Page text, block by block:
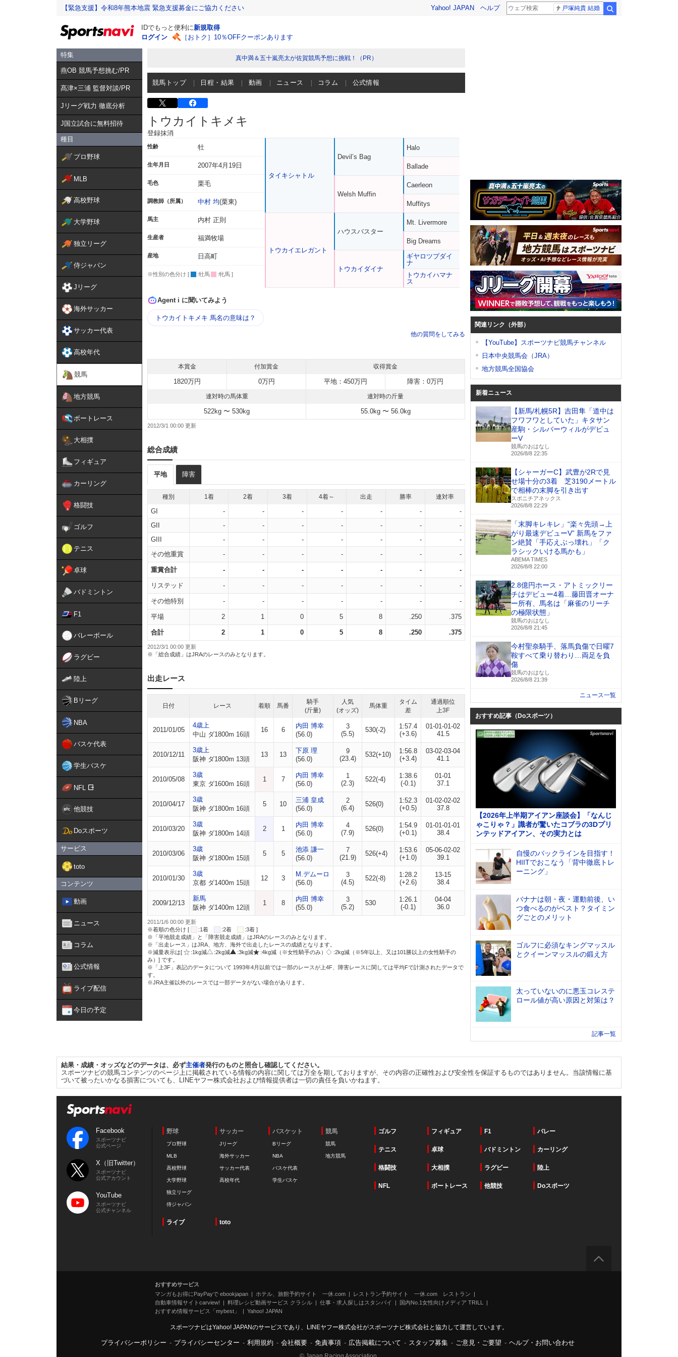
【緊急支援】令和8年熊本地震 緊急支援募金にご協力ください Yahoo! JAPAN ヘルプ 戸塚純貴 結婚
IDでもっと便利に新規取得
ログイン
［おトク］10％OFFクーポンあります
特集
燕OB 競馬予想挑む/PR
髙津×三浦 監督対談/PR
Jリーグ戦力 徹底分析
J国立試合に無料招待
種目
プロ野球
MLB
高校野球
大学野球
独立リーグ
侍ジャパン
Jリーグ
海外サッカー
サッカー代表
高校年代
競馬
地方競馬
ボートレース
大相撲
フィギュア
カーリング
格闘技
ゴルフ
テニス
卓球
バドミントン
F1
バレーボール
ラグビー
陸上
Bリーグ
NBA
バスケ代表
学生バスケ
NFL
他競技
Doスポーツ
サービス
toto
コンテンツ
動画
ニュース
コラム
公式情報
ライブ配信
今日の予定
真中満＆五十嵐亮太が佐賀競馬予想に挑戦！（PR）
競馬トップ 日程・結果 動画 ニュース コラム 公式情報
トウカイトキメキ
登録抹消
性齢 牡
生年月日 2007年4月19日
毛色 栗毛
調教師（所属） 中村 均(栗東)
馬主 内村 正則
生産者 福満牧場
産地 日高町
※性別の色分け [ :牡馬 :牝馬 ]
タイキシャトル
トウカイエレガント
Devil’s Bag
Welsh Muffin
ハウスバスター
トウカイダイナ
Halo
Ballade
Caerleon
Muffitys
Mt. Livermore
Big Dreams
ギヤロツプダイ
ナ
トウカイハマナ
ス
Agent i に聞いてみよう
トウカイトキメキ 馬名の意味は？
他の質問をしてみる
本賞金 付加賞金 収得賞金
1820万円 0万円 平地：450万円 障害：0万円
連対時の馬体重 連対時の斤量
522kg 〜 530kg 55.0kg 〜 56.0kg
2012/3/1 00:00
総合成績
平地 障害
種別 1着 2着 3着 4着～ 出走 勝率 連対率
GI - - - - - -
-
GII
- - - - - -
-
GIII
- - - - - -
-
その他重賞
- - - - - - -
重賞合計 - - - - - - -
リステッド - - - - - - -
その他特別 - - - - - - -
平場 2 1 0 5 8 .250 .375
合計 2 1 0 5 8 .250 .375
2012/3/1 00:00 更新
※「総合成績」はJRAのレースのみとなります。
出走レース
日付 レース 着順 馬番
騎手
(斤量)
人気
(オッズ)
馬体重
タイム
差
通過順位
上3F
2011/01/05
4歳上
中山 ダ1800m 16頭
16 6
内田 博幸
(56.0)
3
(5.5)
530(-2)
1:57.4
(+3.6)
01-01-01-02
41.5
2010/12/11
3歳上
阪神 ダ1800m 13頭
13 13
下原 理
(56.0)
9
(23.4)
532(+10)
1:56.8
(+3.4)
03-02-03-04
41.1
2010/05/08
3歳
東京 ダ1600m 16頭
1 7
内田 博幸
(56.0)
1
(2.3)
522(-4)
1:38.6
(-0.1)
01-01
37.1
2010/04/17
3歳
阪神 ダ1800m 16頭
5 10
三浦 皇成
(56.0)
2
(6.4)
526(0)
1:52.3
(+0.5)
01-02-02-02
37.8
2010/03/20
3歳
阪神 ダ1800m 14頭
2 1
内田 博幸
(56.0)
4
(7.9)
526(0)
1:54.9
(+0.1)
01-01-01-01
38.4
2010/03/06
3歳
阪神 ダ1800m 15頭
5 5
池添 謙一
(56.0)
7
(21.9)
526(+4)
1:53.6
(+1.0)
05-06-02-02
39.1
2010/01/30
3歳
京都 ダ1400m 15頭
12 3
M.デムーロ
(56.0)
3
(4.5)
522(-8)
1:28.2
(+2.6)
13-15
38.4
2009/12/13
新馬
阪神 ダ1400m 12頭
1 8
内田 博幸
(55.0)
3
(5.2)
530
1:26.1
(-0.1)
04-04
36.0
2011/1/6 00:00 更新
※着順の色分け [
:1着 :2着
:3着 ]
※「平地競走成績」と「障害競走成績」はJRAのレースのみとなります。
※「出走レース」はJRA、地方、海外で出走したレースの成績となります。
※減量表示は[
:1kg減 :2kg減 :3kg減 :4kg減（※女性騎手のみ）
:2kg減（※5年以上、又は101勝以上の女性騎手の
み）] です。
※「上3F」表記のデータについて 1993年4月以前では一部のレースが上4F、障害レースに関しては平均Fで計測されたデータで
す。
※JRA主催以外のレースでは一部データがない場合があります。
関連リンク（外部）
【YouTube】スポーツナビ競馬チャンネル
日本中央競馬会（JRA）
地方競馬全国協会
新着ニュース
【新馬/札幌5R】吉田隼「道中は
フワフワとしていた」キタサン
産駒・シルバーウィルがデビュ
ーV
競馬のおはなし
2026/8/8 22:35
【シャーガーC】武豊が2Rで見
せ場十分の3着 芝3190メートル
で相棒の末脚を引き出す
スポニチアネックス
2026/8/8 22:29
「末脚キレキレ」“楽々先頭→上
がり最速デビューV” 新馬をファ
ン絶賛「手応えぶっ壊れ」「ク
ラシックいける馬かも」
ABEMA TIMES
2026/8/8 22:00
2.8億円ホース・アトミックリー
チはデビュー4着…藤田晋オーナ
ー所有、馬名は「麻雀のリーチ
の極限状態」
競馬のおはなし
2026/8/8 21:45
今村聖奈騎手、落馬負傷で日曜7
鞍すべて乗り替わり…両足を負
傷
競馬のおはなし
2026/8/8 21:39
ニュース一覧
おすすめ記事（Doスポーツ）
【2026年上半期アイアン座談会】「なんじ
ゃこりゃ？」識者が驚いたコブラの3Dプリ
ンテッドアイアン、その実力とは
自慢のバックラインを目指す！
HIITでおこなう「背中徹底トレ
ーニング」
バナナは朝・夜・運動前後、い
つ食べるのがベスト？タイミン
グごとのメリット
ゴルフに必須なキングマッスル
とクイーンマッスルの鍛え方
太っていないのに悪玉コレステ
ロール値が高い原因と対策は？
記事一覧
結果・成績・オッズなどのデータは、必ず主催者発行のものと照合し確認してください。
スポーツナビの競馬コンテンツのページ上に掲載されている情報の内容に関しては万全を期しておりますが、その内容の正確性および安全性を保証するものではありません。当該情報に基
づいて被ったいかなる損害についても、LINEヤフー株式会社および情報提供者は一切の責任を負いかねます。
Facebook
スポーツナビ
公式ページ
X（旧Twitter）
スポーツナビ
公式アカウント
YouTube
スポーツナビ
公式チャンネル
野球
プロ野球
MLB
高校野球
大学野球
独立リーグ
侍ジャパン
サッカー
Jリーグ
海外サッカー
サッカー代表
高校年代
バスケット
Bリーグ
NBA
バスケ代表
学生バスケ
競馬
競馬
地方競馬
ゴルフ フィギュア F1 バレー
テニス 卓球 バドミントン カーリング
格闘技 大相撲 ラグビー 陸上
NFL ボートレース 他競技 Doスポーツ
ライブ toto
おすすめサービス
マンガもお得にPayPayで ebookjapan
ホテル、旅館予約サイト 一休.com
レストラン予約サイト 一休.com レストラン
自動車情報サイトcarview!
料理レシピ動画サービス クラシル 仕事・求人探しはスタンバイ
国内No.1女性向けメディア TRILL
おすすめ情報サービス「mybest」
Yahoo! JAPAN
スポーツナビはYahoo! JAPANのサービスであり、LINEヤフー株式会社がスポーツナビ株式会社と協力して運営しています。
プライバシーポリシー - プライバシーセンター - 利用規約 - 会社概要 - 免責事項 - 広告掲載について - スタッフ募集 - ご意見・ご要望 - ヘルプ・お問い合わせ